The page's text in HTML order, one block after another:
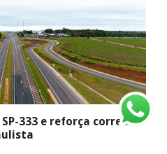
SP-333 e reforça corredor